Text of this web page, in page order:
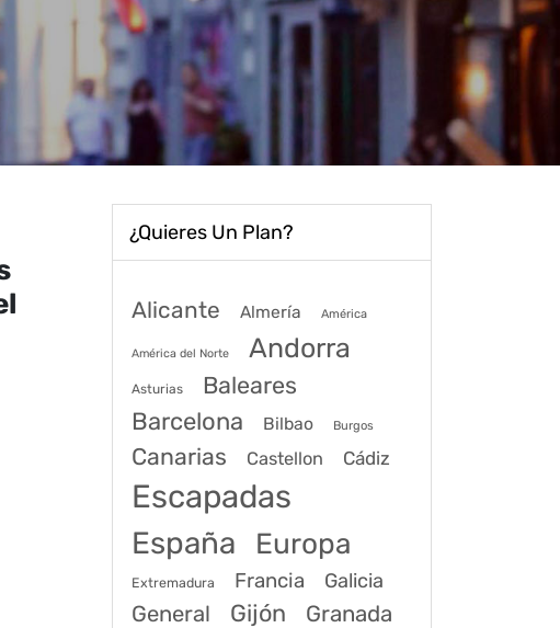
¿Quieres Un Plan?
Alicante Almería América
América del Norte Andorra
Asturias Baleares
Barcelona Bilbao Burgos
Canarias Castellon Cádiz
Escapadas
España Europa
Extremadura Francia Galicia
General Gijón
Granada